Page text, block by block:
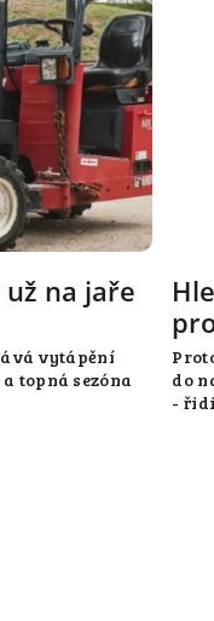
na jaře
vytápění
topná sezóna
do
-